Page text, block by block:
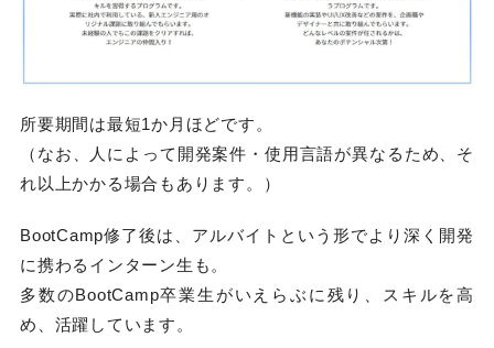
所要期間は最短1か月ほどです。
（なお、人によって開発案件・使用言語が異なるため、そ
れ以上かかる場合もあります。）
BootCamp修了後は、アルバイトという形でより深く開発
に携わるインターン生も。
多数のBootCamp卒業生がいえらぶに残り、スキルを高
め、活躍しています。